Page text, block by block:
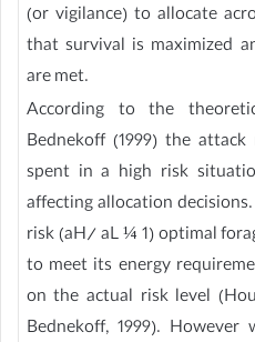
(or vigilance) to allocate
that survival is maximized
are met.
According to the
Bednekoff (1999) the
spent in a high risk
affecting allocation
risk (aH/ aL ¼ 1) optimal
to meet its energy
on the actual risk level
Bednekoff, 1999).